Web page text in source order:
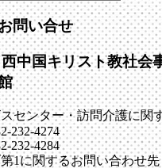
問い合せ
中国キリスト教社会
センター・訪問介護に関
232-4274
232-4284
1に関するお問い合わせ先